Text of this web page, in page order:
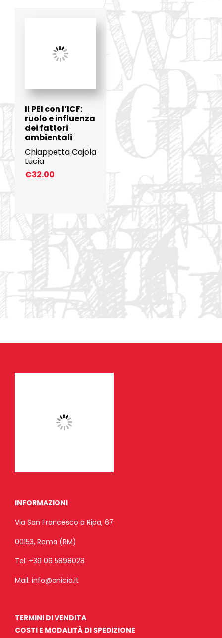
Il PEI con l’ICF:
ruolo e influenza
dei fattori
ambientali
Chiappetta Cajola
Lucia
€32.00
INFORMAZIONI
Via San Francesco a Ripa, 67
00153, Roma (RM)
Tel: +39 06 5898028
Mail: info@anicia.it
TERMINI DI VENDITA
COSTI E MODALITÀ DI SPEDIZIONE